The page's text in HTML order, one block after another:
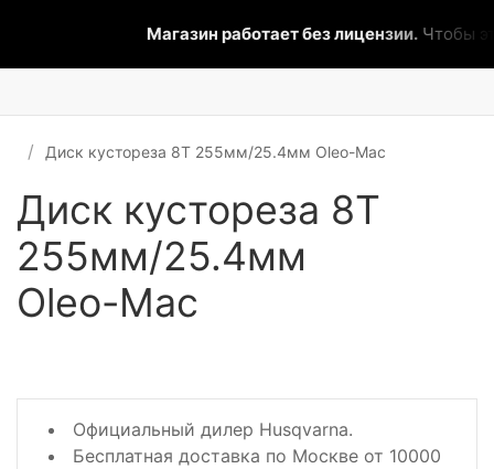
Магазин работает без лицензии.Чтобы
Диск кустореза 8Т 255мм/25.4мм Oleo-Mac
Диск кустореза 8Т
255мм/25.4мм
Oleo-Mac
Официальный дилер Husqvarna.
Бесплатная доставка по Москве от 10000